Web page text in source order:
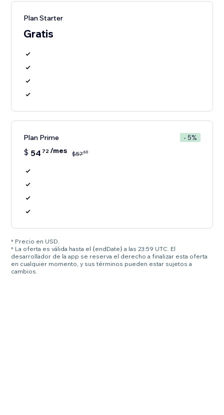
Plan Starter
Gratis
Plan Prime - 5%
$ 54 72/mes $5760
* Precio en USD.
* La oferta es válida hasta el {endDate} a las 23:59 UTC. El
desarrollador de la app se reserva el derecho a finalizar esta oferta
en cualquier momento, y sus términos pueden estar sujetos a
cambios.